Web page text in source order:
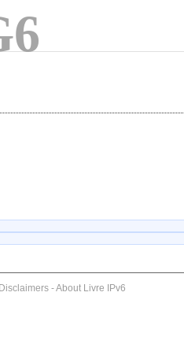
Disclaimers-About Livre IPv6